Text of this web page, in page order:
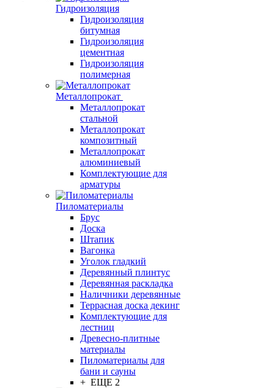
Гидроизоляция
Гидроизоляция
битумная
Гидроизоляция
цементная
Гидроизоляция
полимерная
Металлопрокат
Металлопрокат
стальной
Металлопрокат
композитный
Металлопрокат
алюминиевый
Комплектующие для
арматуры
Пиломатериалы
Брус
Доска
Штапик
Вагонка
Уголок гладкий
Деревянный плинтус
Деревянная раскладка
Наличники деревянные
Террасная доска декинг
Комплектующие для
лестниц
Древесно-плитные
материалы
Пиломатериалы для
бани и сауны
+ ЕЩЕ 2